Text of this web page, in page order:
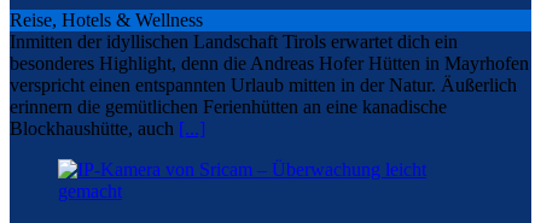
Reise, Hotels & Wellness
Inmitten der idyllischen Landschaft Tirols erwartet dich ein
besonderes Highlight, denn die Andreas Hofer Hütten in Mayrhofen
verspricht einen entspannten Urlaub mitten in der Natur. Äußerlich
erinnern die gemütlichen Ferienhütten an eine kanadische
Blockhaushütte, auch [...]